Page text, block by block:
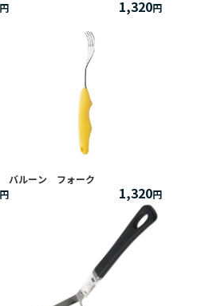
1,320
バルーン フォーク
1,320